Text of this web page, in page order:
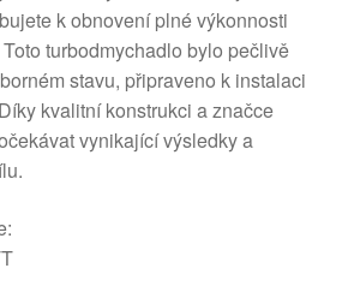
k obnovení plné výkonnosti
turbodmychadlo bylo pečlivě
stavu, připraveno k instalaci
kvalitní konstrukci a značce
vynikající výsledky a